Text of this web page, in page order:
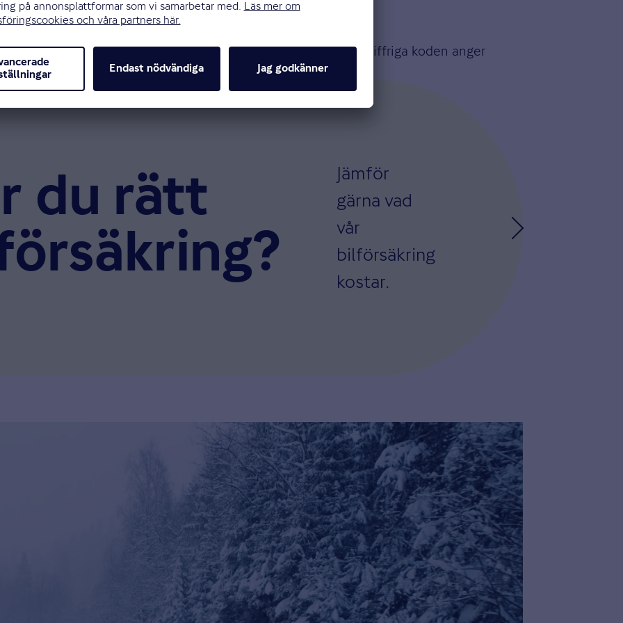
dina däck
(så kallad DOT-märkning). De två första siffrorna i den fyrsiffriga koden anger
betyder 1721 att det tillverkades vecka 17, år 2021.
du rätt
Jämför
gärna vad
vår
bilförsäkring
kostar.